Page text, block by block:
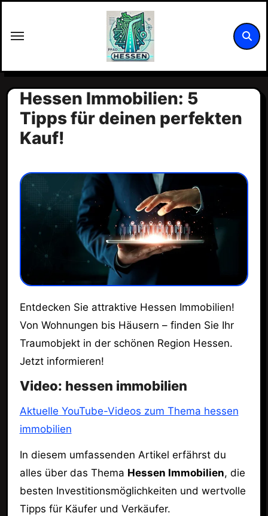
springen
Hessen Immobilien: 5
Tipps für deinen perfekten
Kauf!
Entdecken Sie attraktive Hessen Immobilien!
Von Wohnungen bis Häusern – finden Sie Ihr
Traumobjekt in der schönen Region Hessen.
Jetzt informieren!
Video: hessen immobilien
Aktuelle YouTube-Videos zum Thema hessen
immobilien
In diesem umfassenden Artikel erfährst du
alles über das Thema Hessen Immobilien, die
besten Investitionsmöglichkeiten und wertvolle
Tipps für Käufer und Verkäufer.